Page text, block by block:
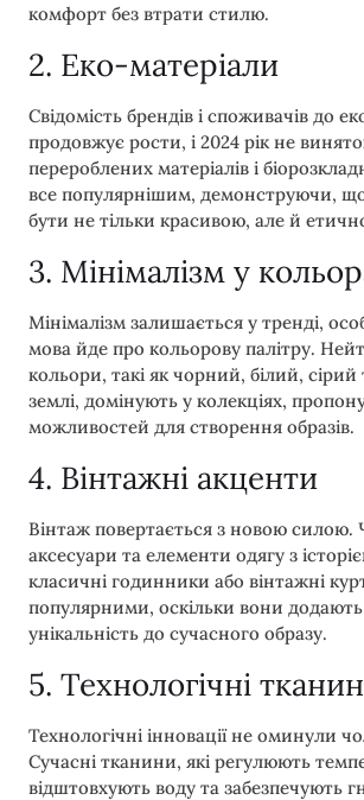
комфорт без втрати стилю.
2. Еко-матеріали
Свідомість брендів і споживачів до
продовжує рости, і 2024 рік не
перероблених матеріалів і
все популярнішим, демонструючи,
бути не тільки красивою, але й
3. Мінімалізм у
Мінімалізм залишається у тренді,
мова йде про кольорову палітру.
кольори, такі як чорний, білий, сірий
землі, домінують у колекціях,
можливостей для створення образів.
4. Вінтажні акценти
Вінтаж повертається з новою силою.
аксесуари та елементи одягу з
класичні годинники або вінтажні
популярними, оскільки вони
унікальність до сучасного образу.
5. Технологічні
Технологічні інновації не оминули
Сучасні тканини, які регулюють
відштовхують воду та забезпечують